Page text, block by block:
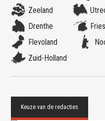
Zeeland
Drenthe
Flevoland
Zuid-Holland